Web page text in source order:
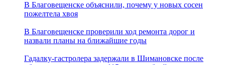
В Благовещенске объяснили, почему у новых сосен
пожелтела хвоя
В Благовещенске проверили ход ремонта дорог и
назвали планы на ближайшие годы
Гадалку-гастролера задержали в Шимановске после